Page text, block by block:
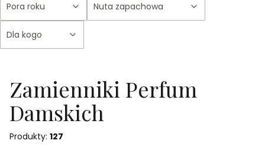
Pora roku Nuta zapachowa
Dla kogo
Zamienniki Perfum
Damskich
Produkty: 127